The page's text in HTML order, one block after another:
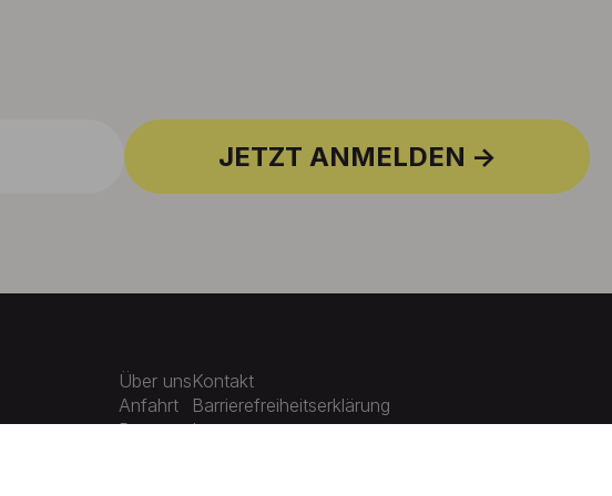
JETZT ANMELDEN
Über uns
Anfahrt
Presse
Kontakt
Barrierefreiheitserklärung
Impressum